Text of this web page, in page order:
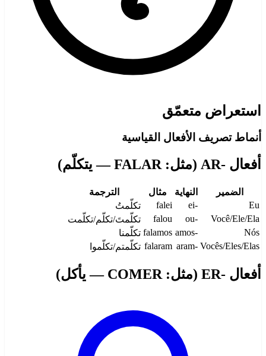
استعراض متعمّق
أنماط تصريف الأفعال القياسية
أفعال -AR (مثل: FALAR — يتكلّم)
الضمير النهاية مثال
الترجمة
Eu
-ei
falei
تكلّمتُ
Você/Ele/Ela
-ou
falou
تكلّمتَ/تكلّم/تكلّمت
Nós
-amos
falamos تكلّمنا
Vocês/Eles/Elas
-aram
falaram تكلّمتم/تكلّموا
أفعال -ER (مثل: COMER — يأكل)